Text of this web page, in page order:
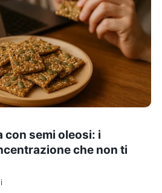
con semi oleosi: i
che non ti